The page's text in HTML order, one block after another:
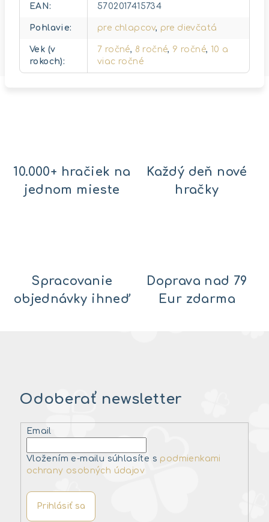
EAN: 5702017415734
Pohlavie: pre chlapcov, pre dievčatá
Vek (v
rokoch):
7 ročné, 8 ročné, 9 ročné, 10 a
viac ročné
10.000+ hračiek na
jednom mieste
Každý deň nové
hračky
Spracovanie
objednávky ihneď
Doprava nad 79
Eur zdarma
Odoberať newsletter
Email
Vložením e-mailu súhlasíte s podmienkami
ochrany osobných údajov
Prihlásiť sa